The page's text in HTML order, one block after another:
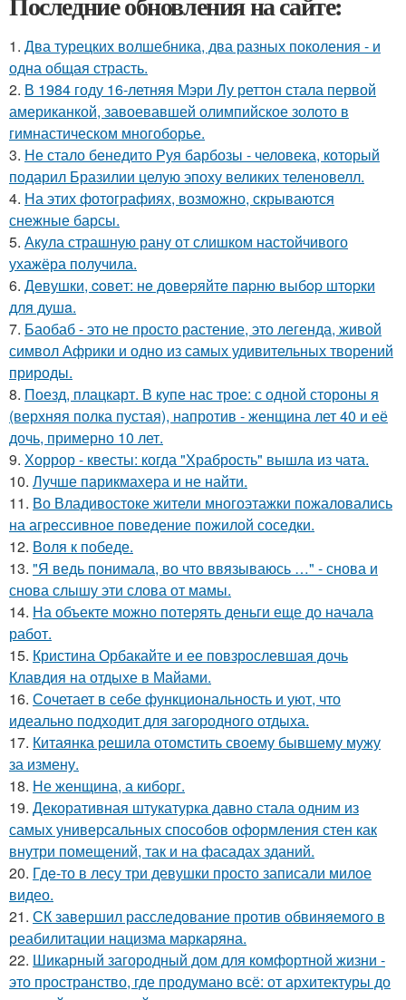
1. Два турецких волшебника, два разных поколения - и
одна общая страсть.
2. В 1984 году 16-летняя Мэри Лу реттон стала первой
американкой, завоевавшей олимпийское золото в
гимнастическом многоборье.
3. Не стало бенедито Руя барбозы - человека, который
подарил Бразилии целую эпоху великих теленовелл.
4. На этих фотографиях, возможно, скрываются
снежные барсы.
5. Акула страшную рану от слишком настойчивого
ухажёра получила.
6. Дeвушки, coвeт: нe дoвepяйтe пapню выбop штopки
для душa.
7. Баобаб - это не просто растение, это легенда, живой
символ Африки и одно из самых удивительных творений
природы.
8. Поезд, плацкарт. В купе нас трое: с одной стороны я
(верхняя полка пустая), напротив - женщина лет 40 и её
дочь, примерно 10 лет.
9. Хоррор - квесты: когда "Храбрость" вышла из чата.
10. Лучше парикмахера и не найти.
11. Во Владивостоке жители многоэтажки пожаловались
на агрессивное поведение пожилой соседки.
12. Воля к победе.
13. "Я ведь понимала, во что ввязываюсь …" - снова и
снова слышу эти слова от мамы.
14. На объекте можно потерять деньги еще до начала
работ.
15. Кристина Орбакайте и ее повзрослевшая дочь
Клавдия на отдыхе в Майами.
16. Сочетает в себе функциональность и уют, что
идеально подходит для загородного отдыха.
17. Китаянка решила отомстить своему бывшему мужу
за измену.
18. Не женщина, а киборг.
19. Декоративная штукатурка давно стала одним из
самых универсальных способов оформления стен как
внутри помещений, так и на фасадах зданий.
20. Гдe-то в лесу три девушки просто записали милое
видео.
21. СК завершил расследование против обвиняемого в
реабилитации нацизма маркаряна.
22. Шикарный загородный дом для комфортной жизни -
это пространство, где продумано всё: от архитектуры до